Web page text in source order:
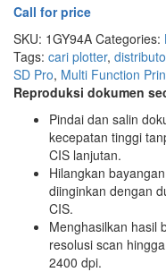
Call for price
SKU: 1GY94A Categories:
Tags: cari plotter,
SD Pro, Multi Function
Reproduksi dokumen
Pindai dan salin
kecepatan tinggi
CIS lanjutan.
Hilangkan
diinginkan dengan
CIS.
Menghasilkan hasil
resolusi scan
2400 dpi.